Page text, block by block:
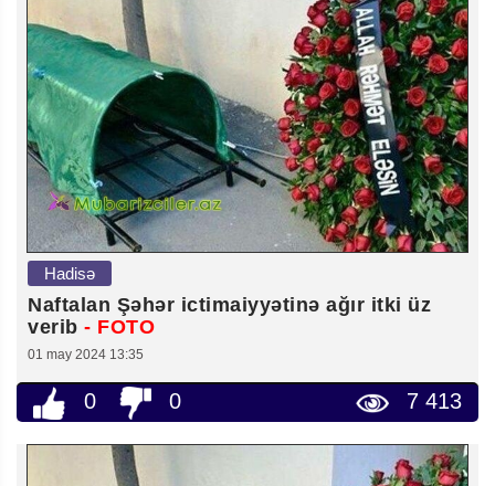
Hadisə
Naftalan Şəhər ictimaiyyətinə ağır itki üz
verib - FOTO
01 may 2024 13:35
0 0 7 413